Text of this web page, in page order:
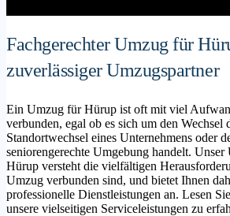
Fachgerechter Umzug für
zuverlässiger Umzugspartner
Ein Umzug für Hürup ist oft mit viel
verbunden, egal ob es sich um den Wechsel
Standortwechsel eines Unternehmens oder
seniorengerechte Umgebung handelt. Unser
Hürup versteht die vielfältigen
Umzug verbunden sind, und bietet Ihnen
professionelle Dienstleistungen an. Lesen
unsere vielseitigen Serviceleistungen zu